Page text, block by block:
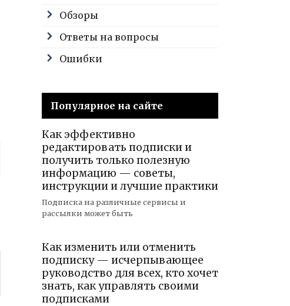
Обзоры
Ответы на вопросы
Ошибки
Популярное на сайте
Как эффективно
редактировать подписки и
получить только полезную
информацию — советы,
инструкции и лучшие практики
Подписка на различные сервисы и
рассылки может быть
Как изменить или отменить
подписку — исчерпывающее
руководство для всех, кто хочет
знать, как управлять своими
подписками